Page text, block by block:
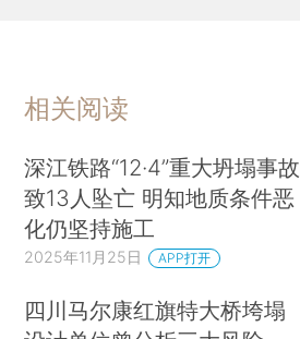
相关阅读
深江铁路“12·4”重大坍塌事故
致13人坠亡 明知地质条件恶
化仍坚持施工
2025年11月25日 APP打开
四川马尔康红旗特大桥垮塌